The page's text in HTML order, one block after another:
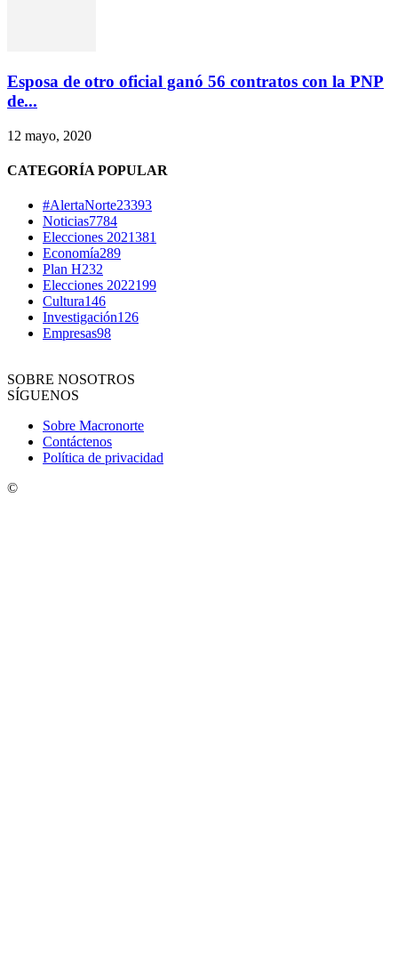
Esposa de otro oficial ganó 56 contratos con la PNP
de...
12 mayo, 2020
CATEGORÍA POPULAR
#AlertaNorte23393
Noticias7784
Elecciones 2021381
Economía289
Plan H232
Elecciones 2022199
Cultura146
Investigación126
Empresas98
SOBRE NOSOTROS
SÍGUENOS
Sobre Macronorte
Contáctenos
Política de privacidad
©